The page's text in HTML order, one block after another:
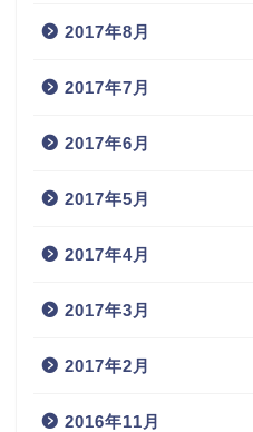
2017年8月
2017年7月
2017年6月
2017年5月
2017年4月
2017年3月
2017年2月
2016年11月